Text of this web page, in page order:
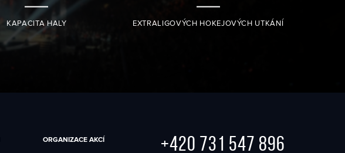
KAPACITA HALY EXTRALIGOVÝCH HOKEJOVÝCH UTKÁNÍ
ORGANIZACE AKCÍ +420 731 547 896